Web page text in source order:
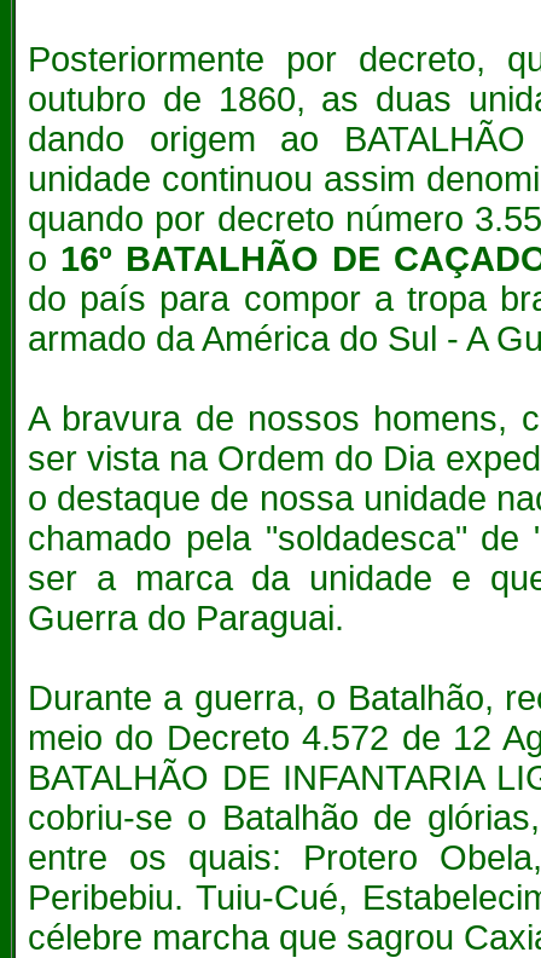
Posteriormente por decreto,
outubro de 1860, as duas
dando origem ao
unidade continuou assim
quando por decreto número
o 16º BATALHÃO DE
do país para compor a tropa
armado da América do Sul - A
A bravura de nossos homens,
ser vista na Ordem do Dia
o destaque de nossa unidade
chamado pela "soldadesca"
ser a marca da unidade e
Guerra do Paraguai.
Durante a guerra, o Batalhão,
meio do Decreto 4.572 de 12
BATALHÃO DE INFANTARIA
cobriu-se o Batalhão de
entre os quais: Protero
Peribebiu. Tuiu-Cué,
célebre marcha que sagrou